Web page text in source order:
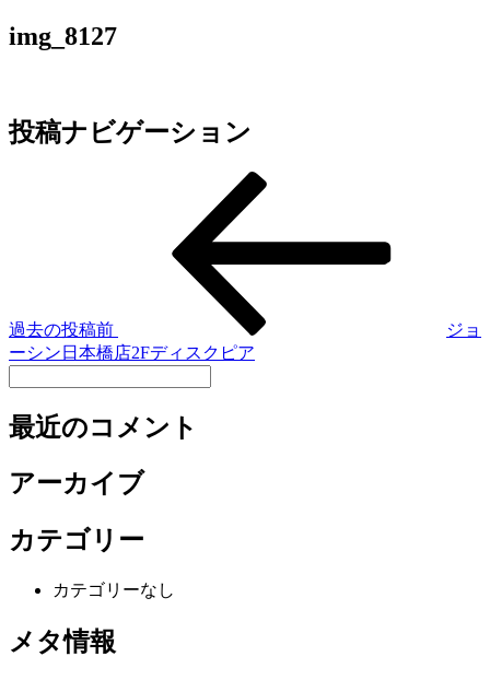
img_8127
投稿ナビゲーション
過去の投稿前
ジョ
ーシン日本橋店2Fディスクピア
最近のコメント
アーカイブ
カテゴリー
カテゴリーなし
メタ情報